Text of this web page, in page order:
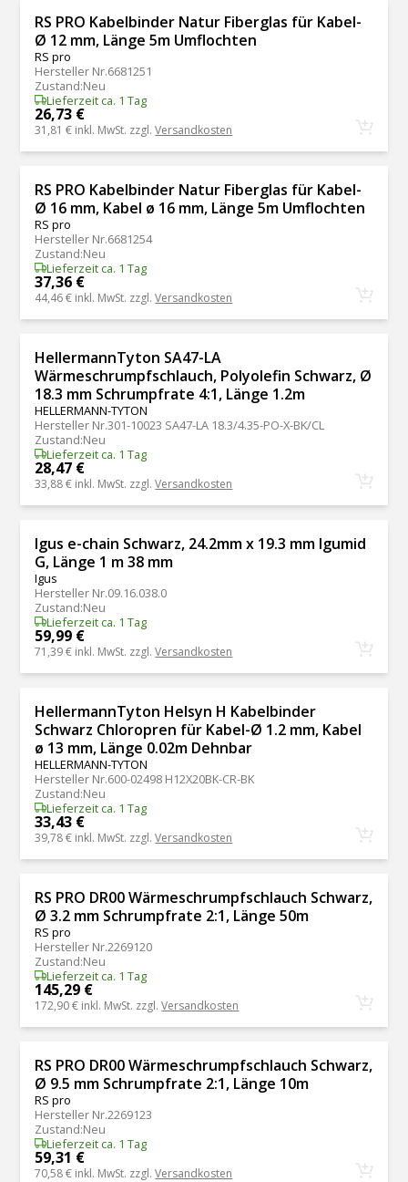
RS PRO Kabelbinder Natur Fiberglas für Kabel-
Ø 12 mm, Länge 5m Umflochten
RS pro
Hersteller Nr.6681251
Zustand:Neu
Lieferzeit ca. 1 Tag
26,73 €
31,81 € inkl. MwSt. zzgl.Versandkosten
RS PRO Kabelbinder Natur Fiberglas für Kabel-
Ø 16 mm, Kabel ø 16 mm, Länge 5m Umflochten
RS pro
Hersteller Nr.6681254
Zustand:Neu
Lieferzeit ca. 1 Tag
37,36 €
44,46 € inkl. MwSt. zzgl.Versandkosten
HellermannTyton SA47-LA
Wärmeschrumpfschlauch, Polyolefin Schwarz, Ø
18.3 mm Schrumpfrate 4:1, Länge 1.2m
HELLERMANN-TYTON
Hersteller Nr.301-10023 SA47-LA 18.3/4.35-PO-X-BK/CL
Zustand:Neu
Lieferzeit ca. 1 Tag
28,47 €
33,88 € inkl. MwSt. zzgl.Versandkosten
Igus e-chain Schwarz, 24.2mm x 19.3 mm Igumid
G, Länge 1 m 38 mm
Igus
Hersteller Nr.09.16.038.0
Zustand:Neu
Lieferzeit ca. 1 Tag
59,99 €
71,39 € inkl. MwSt. zzgl.Versandkosten
HellermannTyton Helsyn H Kabelbinder
Schwarz Chloropren für Kabel-Ø 1.2 mm, Kabel
ø 13 mm, Länge 0.02m Dehnbar
HELLERMANN-TYTON
Hersteller Nr.600-02498 H12X20BK-CR-BK
Zustand:Neu
Lieferzeit ca. 1 Tag
33,43 €
39,78 € inkl. MwSt. zzgl.Versandkosten
RS PRO DR00 Wärmeschrumpfschlauch Schwarz,
Ø 3.2 mm Schrumpfrate 2:1, Länge 50m
RS pro
Hersteller Nr.2269120
Zustand:Neu
Lieferzeit ca. 1 Tag
145,29 €
172,90 € inkl. MwSt. zzgl.Versandkosten
RS PRO DR00 Wärmeschrumpfschlauch Schwarz,
Ø 9.5 mm Schrumpfrate 2:1, Länge 10m
RS pro
Hersteller Nr.2269123
Zustand:Neu
Lieferzeit ca. 1 Tag
59,31 €
70,58 € inkl. MwSt. zzgl.Versandkosten